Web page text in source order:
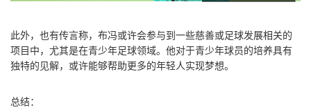
此外，也有传言称，布冯或许会参与到一些慈善或足球发展相关的
项目中，尤其是在青少年足球领域。他对于青少年球员的培养具有
独特的见解，或许能够帮助更多的年轻人实现梦想。
总结：